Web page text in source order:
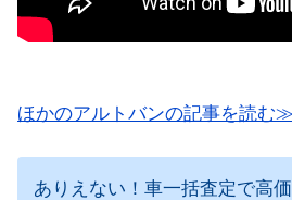
ほかのアルトバンの記事を読む≫
ありえない！車一括査定で高